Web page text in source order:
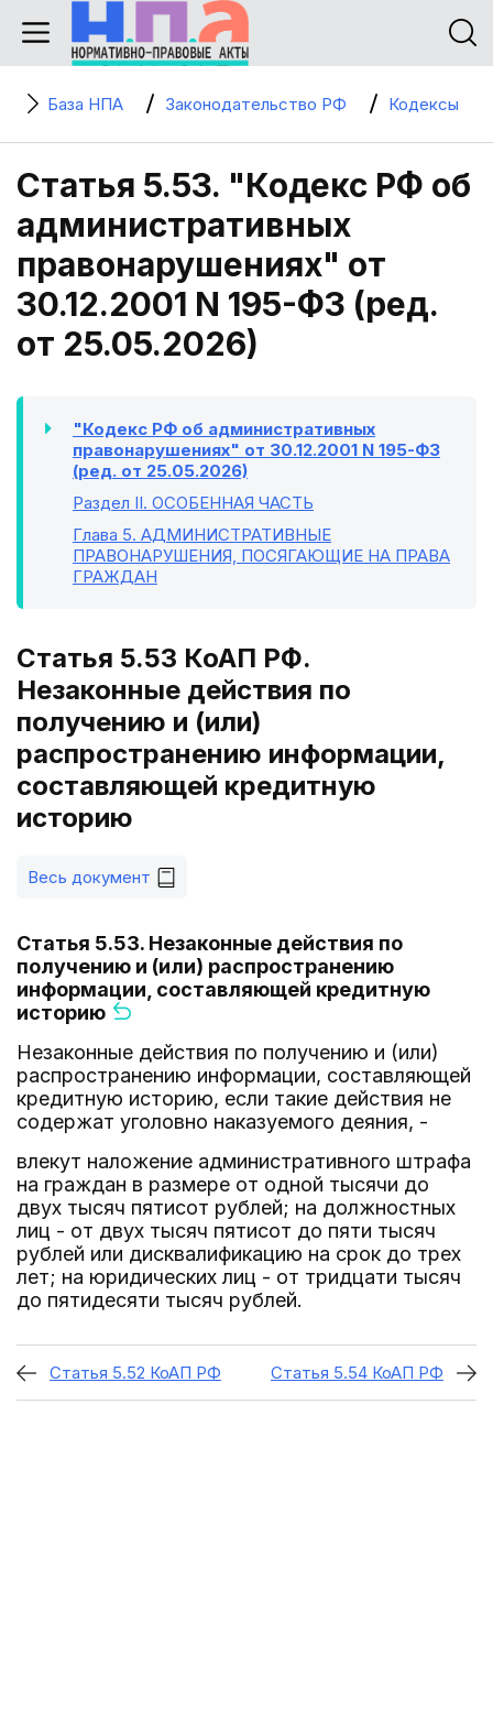
База НПА Законодательство РФ Кодексы
Статья 5.53. "Кодекс РФ об
административных
правонарушениях" от
30.12.2001 N 195-ФЗ (ред.
от 25.05.2026)
"Кодекс РФ об административных
правонарушениях" от 30.12.2001 N 195-ФЗ
(ред. от 25.05.2026)
Раздел II. ОСОБЕННАЯ ЧАСТЬ
Глава 5. АДМИНИСТРАТИВНЫЕ
ПРАВОНАРУШЕНИЯ, ПОСЯГАЮЩИЕ НА ПРАВА
ГРАЖДАН
Статья 5.53 КоАП РФ.
Незаконные действия по
получению и (или)
распространению информации,
составляющей кредитную
историю
Весь документ
Статья 5.53. Незаконные действия по
получению и (или) распространению
информации, составляющей кредитную
историю
Незаконные действия по получению и (или)
распространению информации, составляющей
кредитную историю, если такие действия не
содержат уголовно наказуемого деяния, -
влекут наложение административного штрафа
на граждан в размере от одной тысячи до
двух тысяч пятисот рублей; на должностных
лиц - от двух тысяч пятисот до пяти тысяч
рублей или дисквалификацию на срок до трех
лет; на юридических лиц - от тридцати тысяч
до пятидесяти тысяч рублей.
Статья 5.52 КоАП РФ Статья 5.54 КоАП РФ